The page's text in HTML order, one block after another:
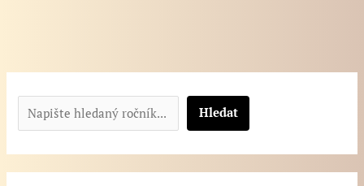
p
i
š
Hledat